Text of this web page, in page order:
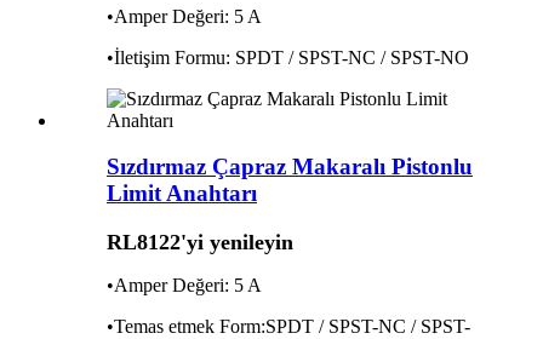
•Amper Değeri: 5 A
•İletişim Formu: SPDT / SPST-NC / SPST-NO
Sızdırmaz Çapraz Makaralı Pistonlu
Limit Anahtarı
RL8122'yi yenileyin
•Amper Değeri: 5 A
•Temas etmek Form:SPDT / SPST-NC / SPST-